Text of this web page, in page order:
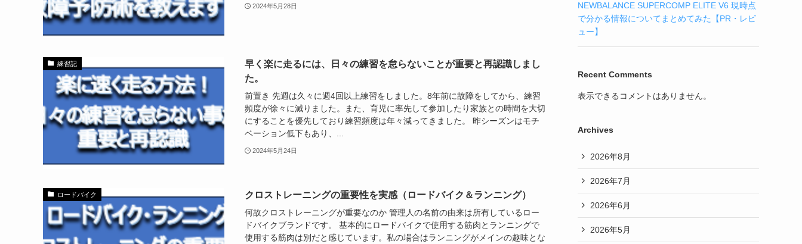
2024年5月28日
練習記
早く楽に走るには、日々の練習を怠らないことが重要と再認識しまし
た。
前置き 先週は久々に週4回以上練習をしました。8年前に故障をしてから、練習
頻度が徐々に減りました。また、育児に率先して参加したり家族との時間を大切
にすることを優先しており練習頻度は年々減ってきました。 昨シーズンはモチ
ベーション低下もあり、...
2024年5月24日
ロードバイク クロストレーニングの重要性を実感（ロードバイク＆ランニング）
何故クロストレーニングが重要なのか 管理人の名前の由来は所有しているロー
ドバイクブランドです。 基本的にロードバイクで使用する筋肉とランニングで
使用する筋肉は別だと感じています。私の場合はランニングがメインの趣味とな
NEWBALANCE SUPERCOMP ELITE V6 現時点
で分かる情報についてまとめてみた【PR・レビ
ュー】
Recent Comments
表示できるコメントはありません。
Archives
2026年8月
2026年7月
2026年6月
2026年5月